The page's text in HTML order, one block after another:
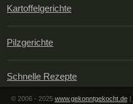
Kartoffelgerichte
Pilzgerichte
Schnelle Rezepte
© 2006 - 2025 www.gekonntgekocht.de|